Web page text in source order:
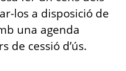
los a disposició de
una agenda
de cessió d’ús.